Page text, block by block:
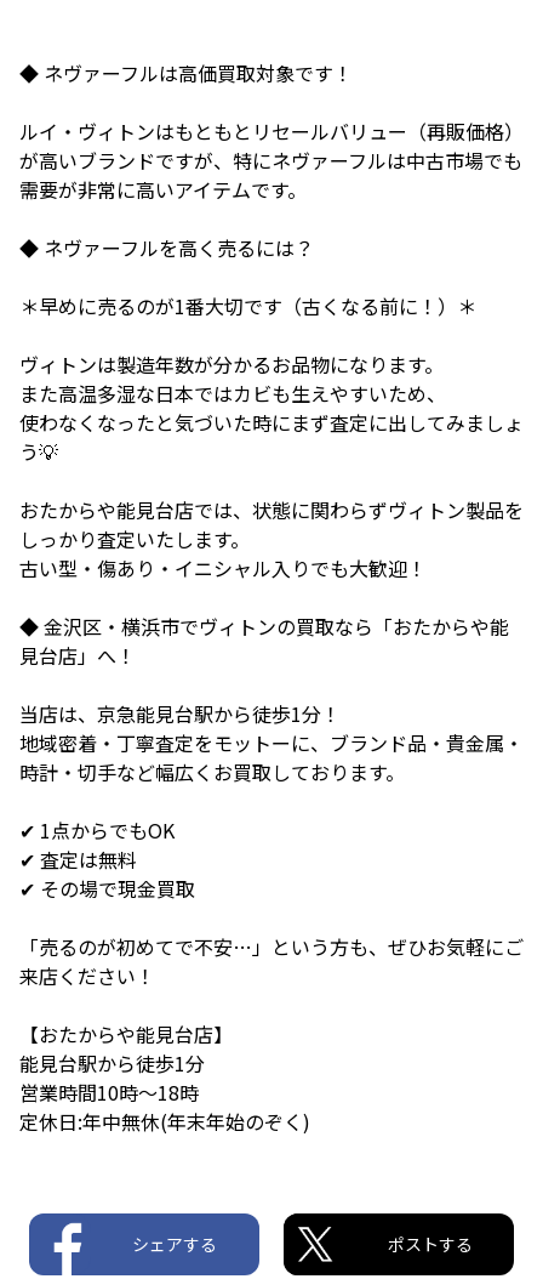
◆ ネヴァーフルは高価買取対象です！
ルイ・ヴィトンはもともとリセールバリュー（再販価格）
が高いブランドですが、特にネヴァーフルは中古市場でも
需要が非常に高いアイテムです。
◆ ネヴァーフルを高く売るには？
＊早めに売るのが1番大切です（古くなる前に！）＊
ヴィトンは製造年数が分かるお品物になります。
また高温多湿な日本ではカビも生えやすいため、
使わなくなったと気づいた時にまず査定に出してみましょ
う💡
おたからや能見台店では、状態に関わらずヴィトン製品を
しっかり査定いたします。
古い型・傷あり・イニシャル入りでも大歓迎！
◆ 金沢区・横浜市でヴィトンの買取なら「おたからや能
見台店」へ！
当店は、京急能見台駅から徒歩1分！
地域密着・丁寧査定をモットーに、ブランド品・貴金属・
時計・切手など幅広くお買取しております。
✔ 1点からでもOK
✔ 査定は無料
✔ その場で現金買取
「売るのが初めてで不安…」という方も、ぜひお気軽にご
来店ください！
【おたからや能見台店】
能見台駅から徒歩1分
営業時間10時〜18時
定休日:年中無休(年末年始のぞく)
シェアする ポストする